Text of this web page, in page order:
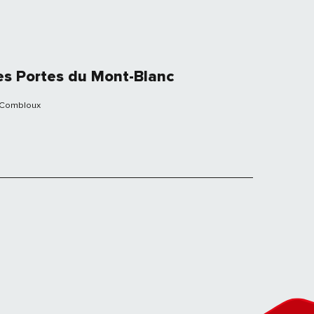
Portes du Mont-Blanc